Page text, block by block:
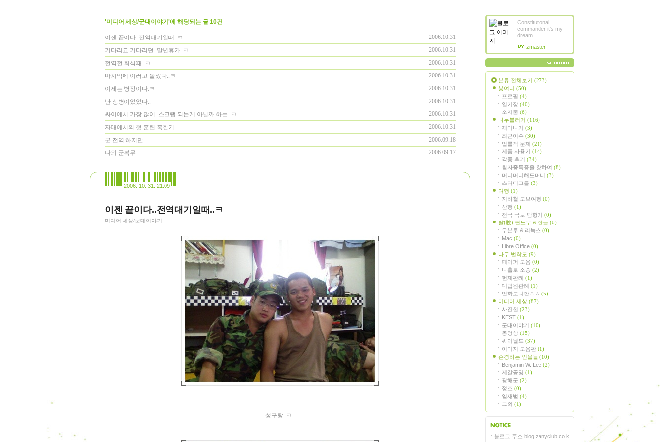
'미디어 세상/군대이야기'에 해당되는 글 10건
2006.10.31
이젠 끝이다..전역대기일때..ㅋ
2006.10.31
기다리고 기다리던..말년휴가..ㅋ
2006.10.31
전역전 회식때..ㅋ
2006.10.31
마지막에 이러고 놀았다..ㅋ
2006.10.31
이제는 병장이다.ㅋ
2006.10.31
난 상병이었었다..
2006.10.31
싸이에서 가장 많이..스크랩 되는게 아닐까 하는..ㅋ
2006.10.31
자대에서의 첫 훈련 혹한기..
2006.09.18
군 전역 하지만...
2006.09.17
나의 군복무
2006. 10. 31. 21:09
이젠 끝이다..전역대기일때..ㅋ
미디어 세상/군대이야기
성구랑..ㅋ..
Constitutional
commander it's my
dream
zmaster
분류 전체보기 (273)
봉여니 (50)
프로필 (4)
일기장 (40)
소지품 (6)
나두블러거 (116)
재미나기 (3)
최근이슈 (30)
법률적 문제 (21)
제품 사용기 (14)
각종 후기 (34)
활자중독증을 향하여 (8)
머니머니해도머니 (3)
스터디그룹 (3)
여행 (1)
지하철 도보여행 (0)
산행 (1)
전국 국보 탐헝기 (0)
탈(脫) 윈도우 & 한글 (0)
우분투 & 리눅스 (0)
Mac (0)
Libre Office (0)
나두 법학도 (9)
페이퍼 모음 (0)
나홀로 소송 (2)
헌재판례 (1)
대법원판례 (1)
법학도니깐ㅎㅎ (5)
미디어 세상 (87)
사진첩 (23)
KEST (1)
군대이야기 (10)
동영상 (15)
싸이월드 (37)
이미지 모음판 (1)
존경하는 인물들 (10)
Benjamin W. Lee (2)
제갈공명 (1)
광해군 (2)
정조 (0)
임재범 (4)
그외 (1)
블로그 주소 blog.zanyclub.co.k